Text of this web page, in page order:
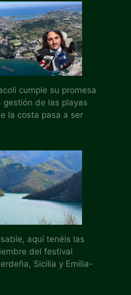
cumple su promesa
gestión de las playas
la costa pasa a ser
aquí tenéis las
del festival
Sicilia y Emilia-